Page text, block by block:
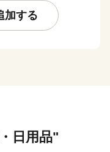
しての機能を備え
加する
日用品"